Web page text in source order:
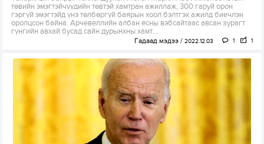
төвийн эмэгтэйчүүдийн төвтэй хамтран ажиллаж, 300 гаруй орон
гэргүй эмэгтэйд үнэ төлбөргүй баярын хоол бэлтгэх ажилд биечлэн
оролцсон байна. Арчевеллийн албан ёсны вэбсайтаас авсан зурагт
гүнгийн авхай бусад сайн дурынхны хамт...
Гадаад мэдээ 2022.12.03 1 1